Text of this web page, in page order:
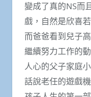
變成了真的NS而
戲，自然是欣喜
而爸爸看到兒子
繼續努力工作的
人心的父子家庭
話說老任的遊戲